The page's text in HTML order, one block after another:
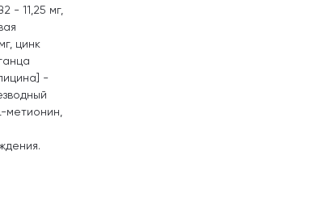
- 11,25 мг,
цинк
-
метионин,